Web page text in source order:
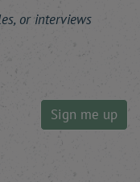
or interviews
Sign me up